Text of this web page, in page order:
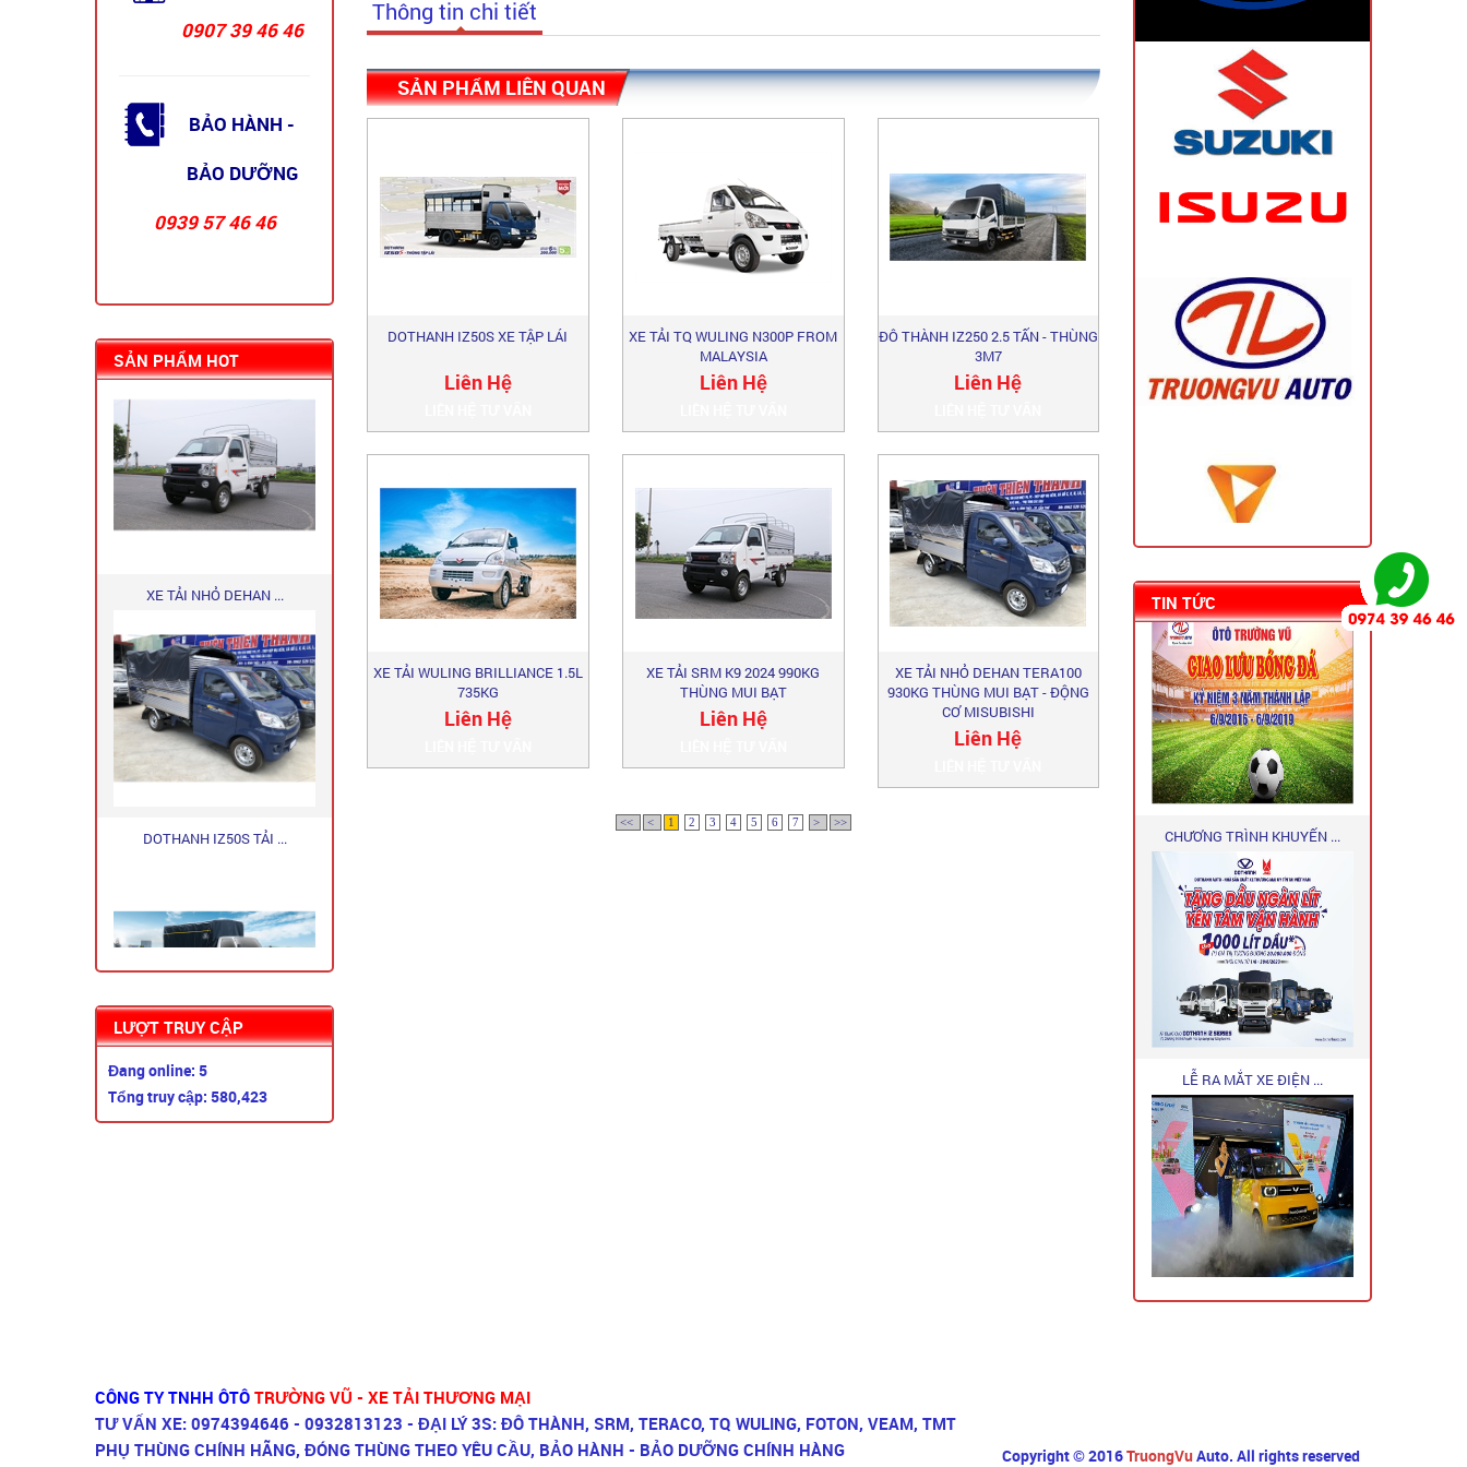
Thông tin chi tiết
SẢN PHẨM LIÊN QUAN
DOTHANH IZ50S XE TẬP LÁI
Liên Hệ
XE TẢI TQ WULING N300P FROM
MALAYSIA
Liên Hệ
ĐÔ THÀNH IZ250 2.5 TẤN - THÙNG
3M7
Liên Hệ
XE TẢI WULING BRILLIANCE 1.5L
735KG
Liên Hệ
XE TẢI SRM K9 2024 990KG
THÙNG MUI BẠT
Liên Hệ
XE TẢI NHỎ DEHAN TERA100
930KG THÙNG MUI BẠT - ĐỘNG
CƠ MISUBISHI
Liên Hệ
<< < 1 2 3 4 5 6 7 > >>
0907 39 46 46
BẢO HÀNH -
BẢO DƯỠNG
0939 57 46 46
SẢN PHẨM HOT
XE TẢI SRM K9 2024 ...
XE TẢI DAEWOO MAXIMUS ...
LƯỢT TRUY CẬP
Đang online: 5
Tổng truy cập: 580,423
TIN TỨC
CHƯƠNG TRÌNH TRI ÂN ...
CHƯƠNG TRÌNH NGHỈ MÁT ...
HOẠT ĐỘNG GIAO LƯU THỂ ...
LỄ RA MẮT XE ĐIỆN ...
Ô TÔ TRƯỜNG VŨ TUYỂN ...
CÔNG TY TNHH ÔTÔ TRƯỜNG VŨ - XE TẢI THƯƠNG MẠI
TƯ VẤN XE: 0974394646 - 0932813123 - ĐẠI LÝ 3S: ĐÔ THÀNH, SRM, TERACO, TQ WULING, FOTON, VEAM, TMT
PHỤ THÙNG CHÍNH HÃNG, ĐÓNG THÙNG THEO YÊU CẦU, BẢO HÀNH - BẢO DƯỠNG CHÍNH HÀNG
Copyright © 2016TruongVuAuto. All rights reserved